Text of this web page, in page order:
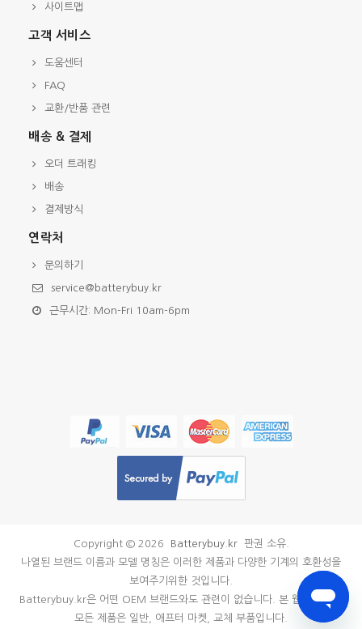
사이트맵
고객 서비스
도움센터
FAQ
교환/반품 관련
배송 & 결제
오더 트래킹
배송
결제방식
연락처
문의하기
service@batterybuy.kr
근무시간: Mon-Fri 10am-6pm
Copyright © 2026 Batterybuy.kr판권 소유.
나열된 브랜드 이름과 모델 명칭은 이러한 제품과 다양한 기계의 호환성을
보여주기위한 것입니다.
Batterybuy.kr은 어떤 OEM 브랜드와도 관련이 없습니다. 본 웹 사이트의
모든 제품은 일반, 애프터 마켓, 교체 부품입니다.